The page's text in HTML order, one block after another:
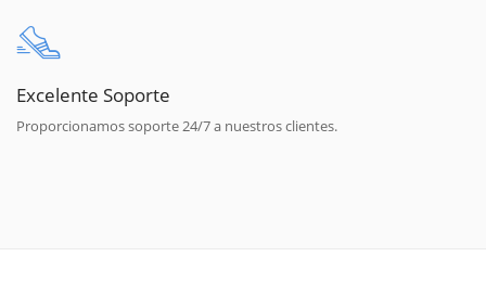
Excelente Soporte
Proporcionamos soporte 24/7 a nuestros clientes.